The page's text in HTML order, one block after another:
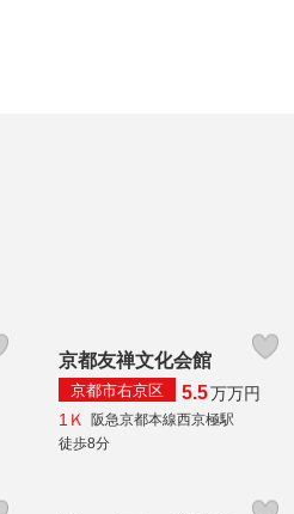
京都友禅文化会館
京都市右京区 5.5万万円
1Ｋ
阪急京都本線西京極駅
徒歩8分